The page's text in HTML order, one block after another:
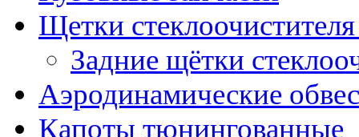
Щетки
Задние щётки
Аэродинамические
Капоты тюнингованные